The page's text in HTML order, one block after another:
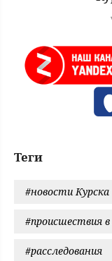
Теги
#новости Курска
#происшествия
#расследования